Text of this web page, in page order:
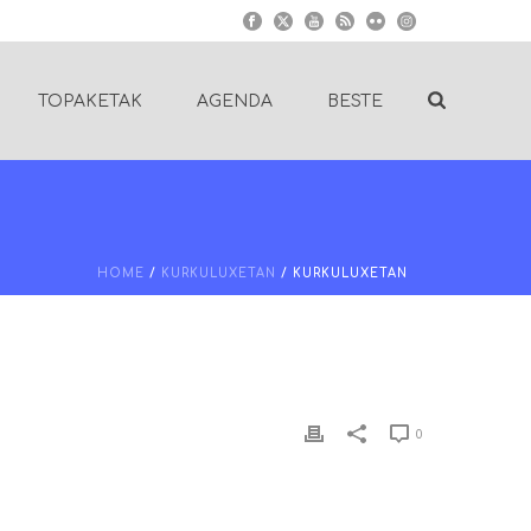
TOPAKETAK AGENDA BESTE
HOME / KURKULUXETAN / KURKULUXETAN
0